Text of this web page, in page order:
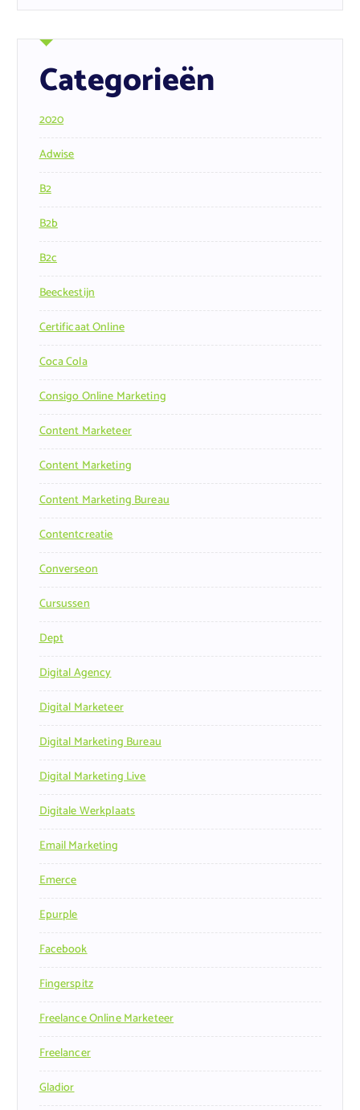
Categorieën
2020
Adwise
B2
B2b
B2c
Beeckestijn
Certificaat Online
Coca Cola
Consigo Online Marketing
Content Marketeer
Content Marketing
Content Marketing Bureau
Contentcreatie
Converseon
Cursussen
Dept
Digital Agency
Digital Marketeer
Digital Marketing Bureau
Digital Marketing Live
Digitale Werkplaats
Email Marketing
Emerce
Epurple
Facebook
Fingerspitz
Freelance Online Marketeer
Freelancer
Gladior